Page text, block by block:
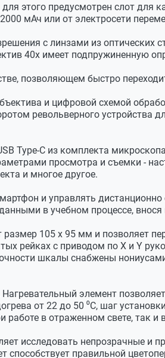
этого предусмотрен слот для
мАч или от электросети
с линзами из оптических
40х имеет подпружиненную
позволяющем быстро
и цифровой схемой
револьверного
Type-C из комплекта
просмотра и съемки -
и многое другое.
и управлять
в учебном процессе,
размер 105 х 95 мм и позволяет
рейках с приводом по X и Y
шкалы снабжены
элемент
от 22 до 50 ⁰С, шаг
в отраженном свете, так и
исследовать непрозрачные и
способствует правильной
0.75Вт
0-100% с шагом 5%
x 3.38 мм)
/ 1280 х 720
/ 3040 х 1712 / 3856 х 2160
±3EV